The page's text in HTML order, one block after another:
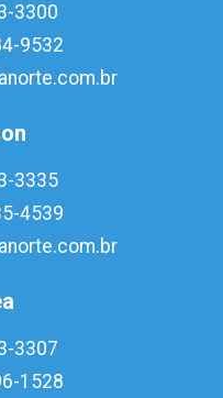
3300
9532
3335
4539
3307
1528